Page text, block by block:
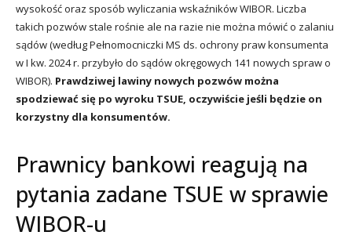
wysokość oraz sposób wyliczania wskaźników WIBOR. Liczba
takich pozwów stale rośnie ale na razie nie można mówić o zalaniu
sądów (według Pełnomocniczki MS ds. ochrony praw konsumenta
w I kw. 2024 r. przybyło do sądów okręgowych 141 nowych spraw o
WIBOR). Prawdziwej lawiny nowych pozwów można
spodziewać się po wyroku TSUE, oczywiście jeśli będzie on
korzystny dla konsumentów.
Prawnicy bankowi reagują na
pytania zadane TSUE w sprawie
WIBOR-u